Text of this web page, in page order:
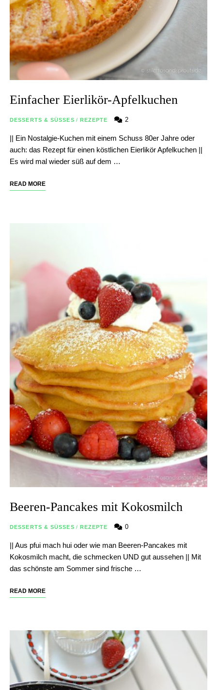
Einfacher Eierlikör-Apfelkuchen
DESSERTS & SÜSSES / REZEPTE 2
|| Ein Nostalgie-Kuchen mit einem Schuss 80er Jahre oder
auch: das Rezept für einen köstlichen Eierlikör Apfelkuchen ||
Es wird mal wieder süß auf dem …
READ MORE
Beeren-Pancakes mit Kokosmilch
DESSERTS & SÜSSES / REZEPTE 0
|| Aus pfui mach hui oder wie man Beeren-Pancakes mit
Kokosmilch macht, die schmecken UND gut aussehen || Mit
das schönste am Sommer sind frische …
READ MORE